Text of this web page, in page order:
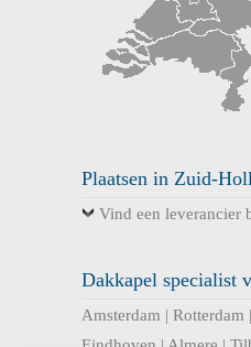
Plaatsen in Zuid-
Vind een leverancier
Dakkapel specialist
Amsterdam | Rotterdam |